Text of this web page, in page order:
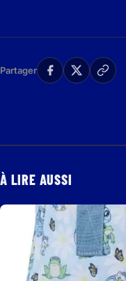
Partager
À LIRE AUSSI